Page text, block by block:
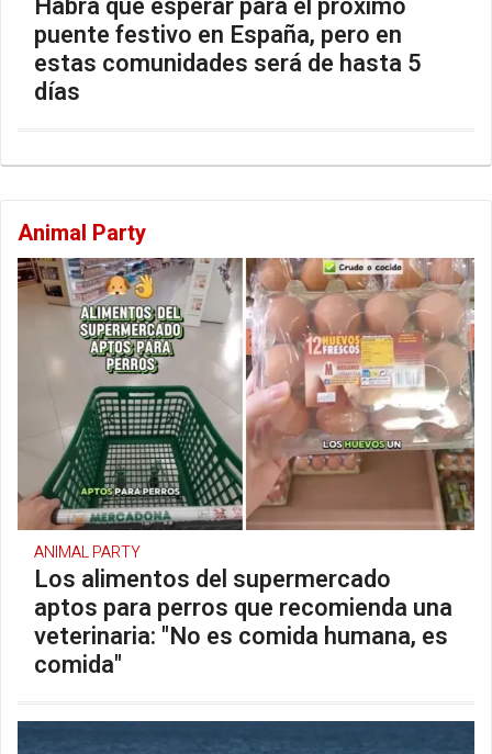
puente festivo en España, pero en
estas comunidades será de hasta 5
días
Animal Party
ANIMAL PARTY
Los alimentos del supermercado
aptos para perros que recomienda una
veterinaria: "No es comida humana, es
comida"